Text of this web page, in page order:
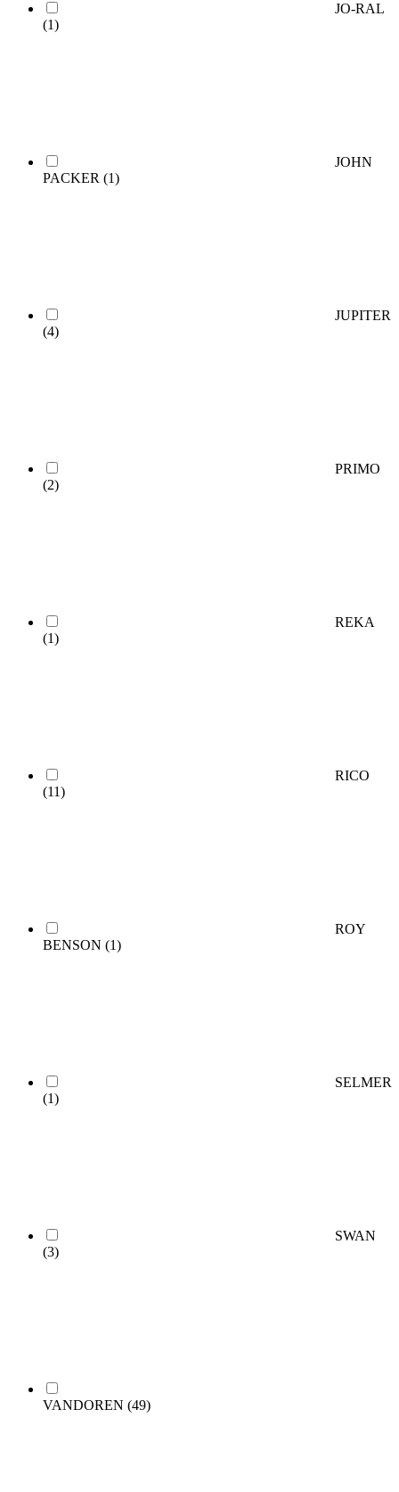
JO-RAL
(1)
JOHN
PACKER (1)
JUPITER
(4)
PRIMO
(2)
REKA
(1)
RICO
(11)
ROY
BENSON (1)
SELMER
(1)
SWAN
(3)
VANDOREN (49)